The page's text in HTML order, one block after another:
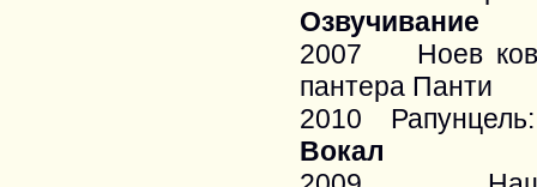
Озвучивание
2007 Ноев
пантера Панти
2010 Рапунцель:
Вокал